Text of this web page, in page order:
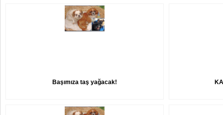
Başımıza taş yağacak!